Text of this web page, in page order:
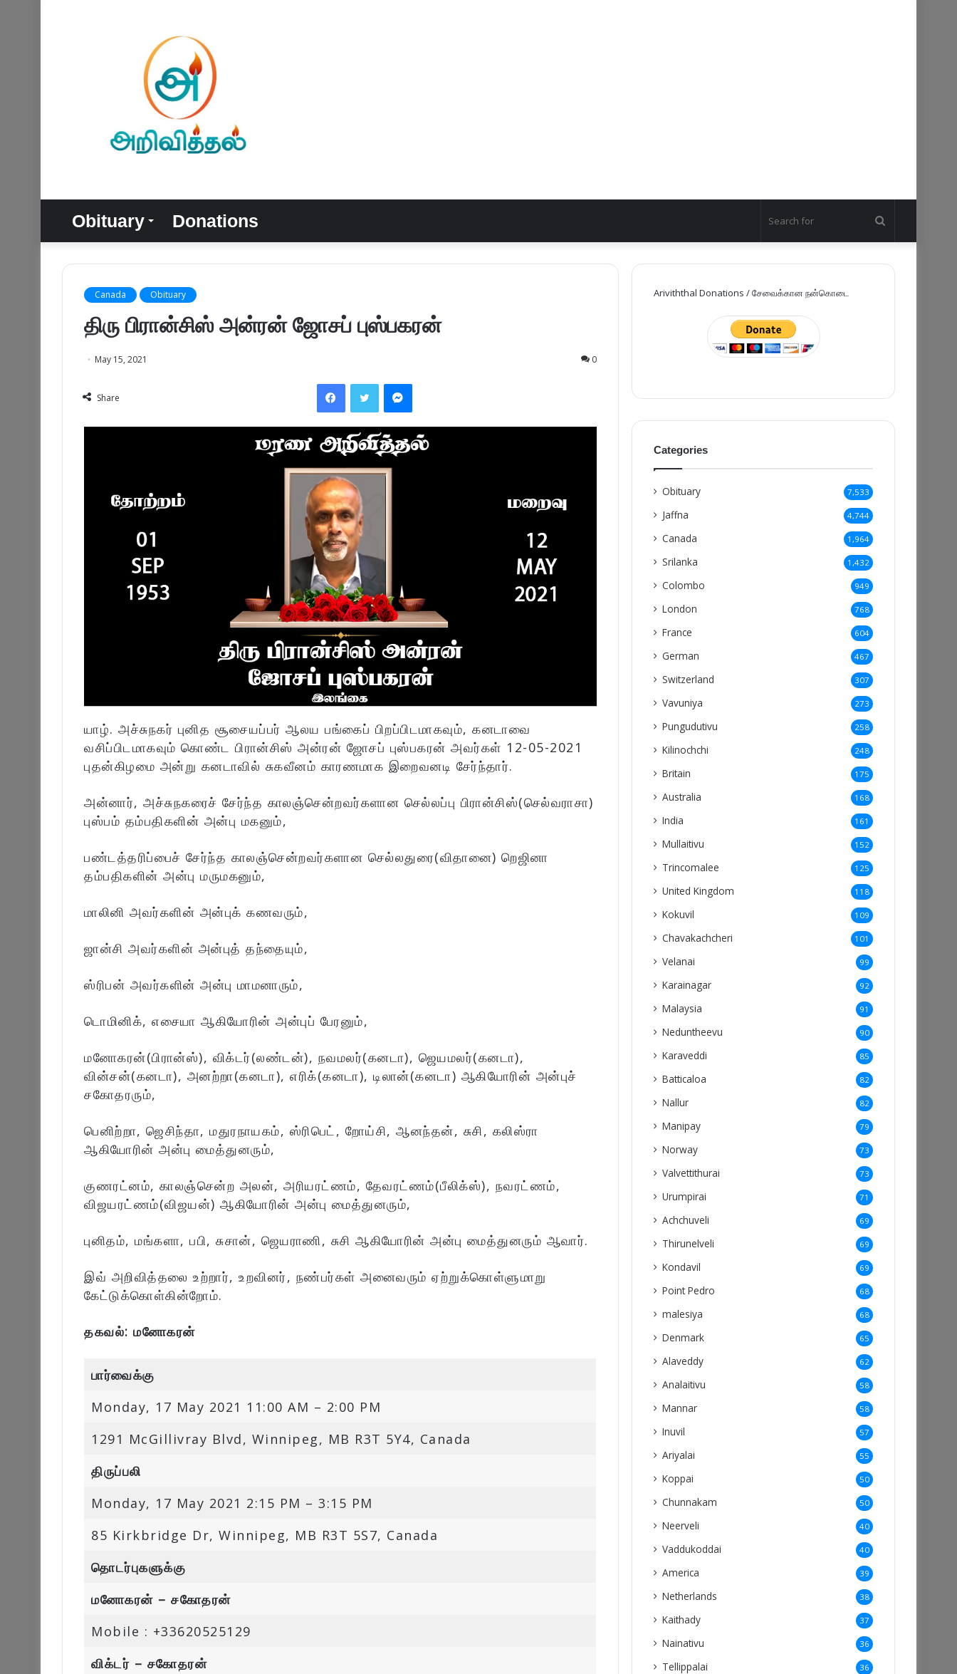
Obituary Donations
for
Canada Obituary
திரு பிரான்சிஸ் அன்ரன் ஜோசப் புஸ்பகரன்
May 15, 2021 0
Share
FacebookTwitter Messenger
யாழ். அச்சுநகர் புனித சூசையப்பர் ஆலய பங்கைப் பிறப்பிடமாகவும், கனடாவை
வசிப்பிடமாகவும் கொண்ட பிரான்சிஸ் அன்ரன் ஜோசப் புஸ்பகரன் அவர்கள் 12-05-2021
புதன்கிழமை அன்று கனடாவில் சுகவீனம் காரணமாக இறைவனடி சேர்ந்தார்.
அன்னார், அச்சுநகரைச் சேர்ந்த காலஞ்சென்றவர்களான செல்லப்பு பிரான்சிஸ்(செல்வராசா)
புஸ்பம் தம்பதிகளின் அன்பு மகனும்,
பண்டத்தரிப்பைச் சேர்ந்த காலஞ்சென்றவர்களான செல்லதுரை(விதானை) றெஜினா
தம்பதிகளின் அன்பு மருமகனும்,
மாலினி அவர்களின் அன்புக் கணவரும்,
ஜான்சி அவர்களின் அன்புத் தந்தையும்,
ஸ்ரிபன் அவர்களின் அன்பு மாமனாரும்,
டொமினிக், எசையா ஆகியோரின் அன்புப் பேரனும்,
மனோகரன்(பிரான்ஸ்), விக்டர்(லண்டன்), நவமலர்(கனடா), ஜெயமலர்(கனடா),
வின்சன்(கனடா), அனற்றா(கனடா), எரிக்(கனடா), டிலான்(கனடா) ஆகியோரின் அன்புச்
சகோதரரும்,
பெனிற்றா, ஜெசிந்தா, மதுரநாயகம், ஸ்ரிபெட், றோய்சி, ஆனந்தன், சுசி, கலிஸ்ரா
ஆகியோரின் அன்பு மைத்துனரும்,
குணரட்னம், காலஞ்சென்ற அலன், அரியரட்ணம், தேவரட்ணம்(பீலிக்ஸ்), நவரட்ணம்,
விஜயரட்ணம்(விஜயன்) ஆகியோரின் அன்பு மைத்துனரும்,
புனிதம், மங்களா, பபி, சுசான், ஜெயராணி, சுசி ஆகியோரின் அன்பு மைத்துனரும் ஆவார்.
இவ் அறிவித்தலை உற்றார், உறவினர், நண்பர்கள் அனைவரும் ஏற்றுக்கொள்ளுமாறு
கேட்டுக்கொள்கின்றோம்.
தகவல்: மனோகரன்
பார்வைக்கு
Monday, 17 May 2021 11:00 AM – 2:00 PM
1291 McGillivray Blvd, Winnipeg, MB R3T 5Y4, Canada
திருப்பலி
Monday, 17 May 2021 2:15 PM – 3:15 PM
85 Kirkbridge Dr, Winnipeg, MB R3T 5S7, Canada
தொடர்புகளுக்கு
மனோகரன் – சகோதரன்
Mobile : +33620525129
விக்டர் – சகோதரன்
Ariviththal Donations / சேவைக்கான நன்கொடை
Categories
Obituary 7,533
Jaffna 4,744
Canada 1,964
Srilanka 1,432
Colombo 949
London 768
France 604
German 467
Switzerland 307
Vavuniya 273
Pungudutivu 258
Kilinochchi 248
Britain 175
Australia 168
India 161
Mullaitivu 152
Trincomalee 125
United Kingdom 118
Kokuvil 109
Chavakachcheri 101
Velanai 99
Karainagar 92
Malaysia 91
Neduntheevu 90
Karaveddi 85
Batticaloa 82
Nallur 82
Manipay 79
Norway 73
Valvettithurai 73
Urumpirai 71
Achchuveli 69
Thirunelveli 69
Kondavil 69
Point Pedro 68
malesiya 68
Denmark 65
Alaveddy 62
Analaitivu 58
Mannar 58
Inuvil 57
Ariyalai 55
Koppai 50
Chunnakam 50
Neerveli 40
Vaddukoddai 40
America 39
Netherlands 38
Kaithady 37
Nainativu 36
Tellippalai 36